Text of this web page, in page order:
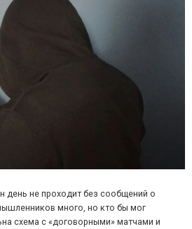
день не проходит без сообщений о
много, но кто бы мог
схема с «договорными» матчами и